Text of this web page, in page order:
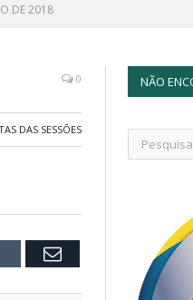
DE 2018
0
DAS SESSÕES
Email
NÃO